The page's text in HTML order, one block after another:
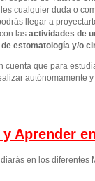
cualquier duda o
llegar a
las actividades de
estomatología y/o
cuenta que para
autónomamente
Aprender
en los